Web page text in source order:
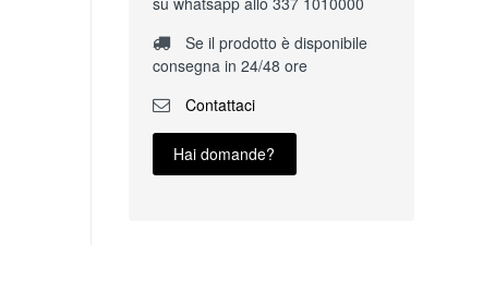
Se il prodotto è disponibile
consegna in 24/48 ore
Contattaci
Hai domande?